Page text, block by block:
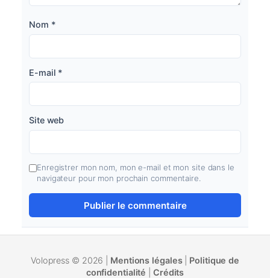
Nom *
E-mail *
Site web
Enregistrer mon nom, mon e-mail et mon site dans le
navigateur pour mon prochain commentaire.
Volopress © 2026 | Mentions légales| Politique de
confidentialité
Crédits